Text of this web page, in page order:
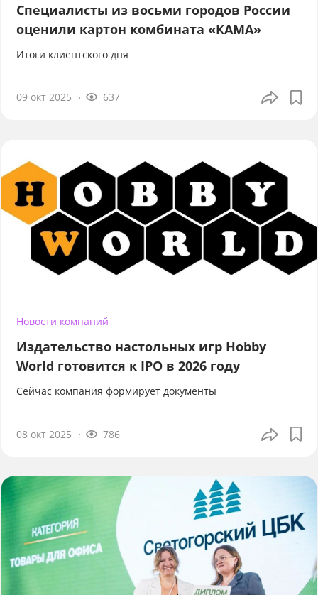
Специалисты из восьми городов России
оценили картон комбината «КАМА»
Итоги клиентского дня
09 окт 2025 637
Новости компаний
Издательство настольных игр Hobby
World готовится к IPO в 2026 году
Сейчас компания формирует документы
08 окт 2025 786